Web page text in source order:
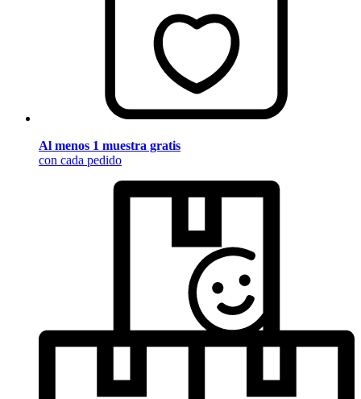
Al menos 1 muestra gratis
con cada pedido